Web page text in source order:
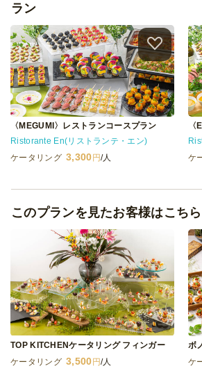
ラン
〈MEGUMI〉レストランコースプラン
Ristorante En(リストランテ・エン)
ケータリング 3,300 円/人
ケ
このプランを見たお客様はこち
TOP KITCHENケータリング フィンガー
ケータリング 3,500円/人
ボ
ケ